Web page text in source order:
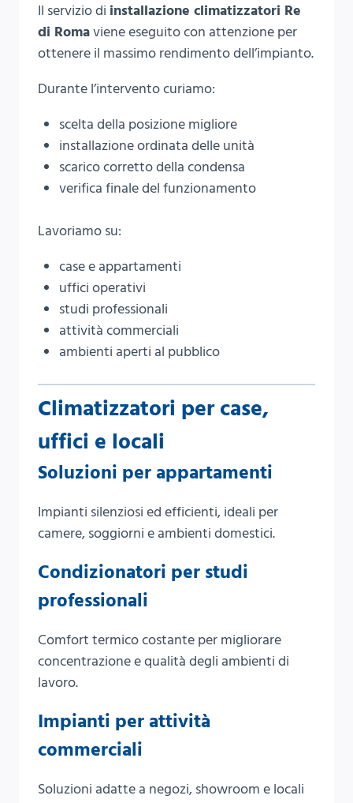
Il servizio di installazione climatizzatori Re
di Romaviene eseguito con attenzione per
ottenere il massimo rendimento dell’impianto.
Durante l’intervento curiamo:
scelta della posizione migliore
installazione ordinata delle unità
scarico corretto della condensa
verifica finale del funzionamento
Lavoriamo su:
case e appartamenti
uffici operativi
studi professionali
attività commerciali
ambienti aperti al pubblico
Climatizzatori per case,
uffici e locali
Soluzioni per appartamenti
Impianti silenziosi ed efficienti, ideali per
camere, soggiorni e ambienti domestici.
Condizionatori per studi
professionali
Comfort termico costante per migliorare
concentrazione e qualità degli ambienti di
lavoro.
Impianti per attività
commerciali
Soluzioni adatte a negozi, showroom e locali